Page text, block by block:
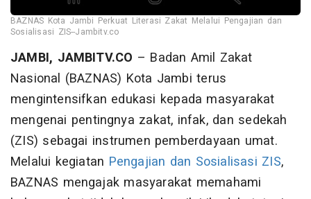
BAZNAS Kota Jambi Perkuat Literasi Zakat Melalui Pengajian dan
Sosialisasi ZIS--Jambitv.co
JAMBI, JAMBITV.CO – Badan Amil Zakat
Nasional (BAZNAS) Kota Jambi terus
mengintensifkan edukasi kepada masyarakat
mengenai pentingnya zakat, infak, dan sedekah
(ZIS) sebagai instrumen pemberdayaan umat.
Melalui kegiatan Pengajian dan Sosialisasi ZIS,
BAZNAS mengajak masyarakat memahami